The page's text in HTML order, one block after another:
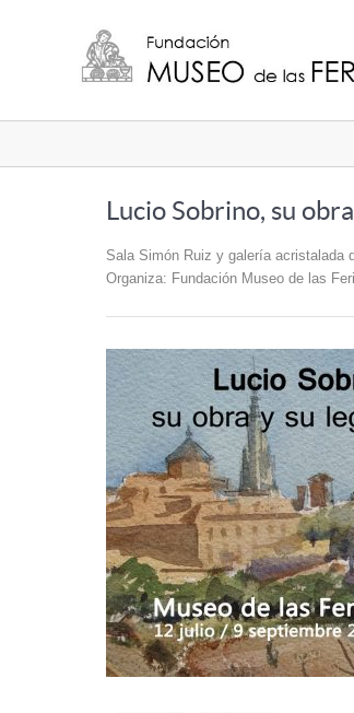
Lucio Sobrino, su
Sala Simón Ruiz y galería acristalada
Organiza: Fundación Museo de las